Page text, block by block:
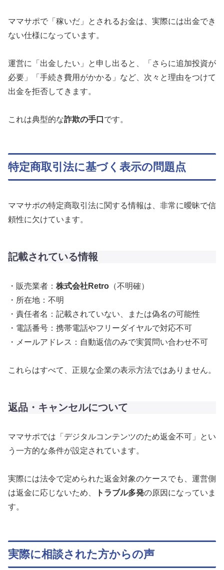
ママサポで「稼いだ」とされるお金は、実際には出金でき
ない仕様になっています。
運営に「出金したい」と申し出ると、「さらに追加投資が
必要」「手続き費用がかかる」など、次々と理由をつけて
出金を拒否してきます。
これは典型的な詐欺の手口 です。
特定商取引法に基づく表示の問題点
ママサポの特定商取引法に関する情報は、非常に曖昧で信
頼性に欠けています。
記載されている情報
・販売業者： 株式会社Retro （不明確）
・所在地：不明
・責任者名：記載されていない、または偽名の可能性
・電話番号：携帯電話やフリーダイヤルで対応不可
・メールアドレス：自動返信のみで実質問い合わせ不可
これらはすべて、正規な企業の表示方法ではありません。
返品・キャンセルについて
ママサポでは「デジタルコンテンツのため返金不可」とい
う一方的な条件が設定されています。
実際には法令で定められた返金対象のケースでも、運営側
は返金に応じないため、
トラブル多発の原因になっていま
す。
実際に相談された方からの声